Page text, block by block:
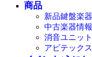
商品
新品鍵盤楽
中古楽器情報
消音ユニット
アビテックス